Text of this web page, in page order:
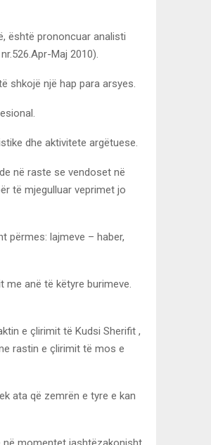
është prononcuar analisti
Maj 2010).
shkojë një hap para arsyes.
dhe aktivitete argëtuese.
në raste se vendoset në
të mjegulluar veprimet jo
përmes: lajmeve – haber,
me anë të këtyre burimeve.
e çlirimit të Kudsi Sherifit ,
rastin e çlirimit të mos e
ata që zemrën e tyre e kan